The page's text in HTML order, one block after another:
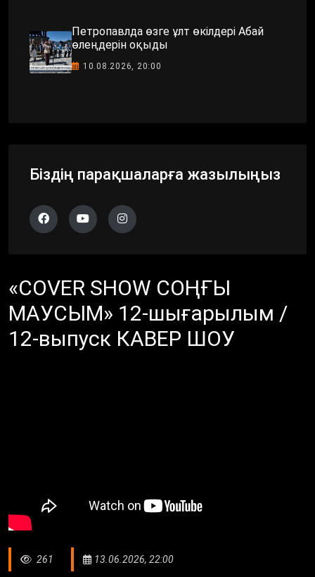
Петропавлда өзге ұлт өкілдері Абай
өлеңдерін оқыды
10.08.2026, 20:00
Біздің парақшаларға жазылыңыз
«COVER SHOW СОҢҒЫ
МАУСЫМ» 12-шығарылым /
12-выпуск КАВЕР ШОУ
261 13.06.2026, 22:00